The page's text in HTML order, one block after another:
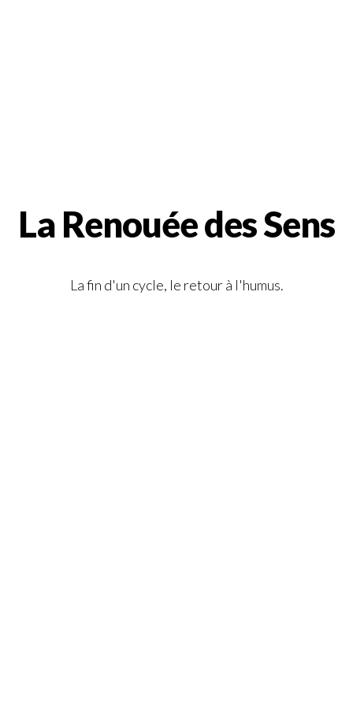
La Renouée des Sens
La fin d'un cycle, le retour à l'humus.